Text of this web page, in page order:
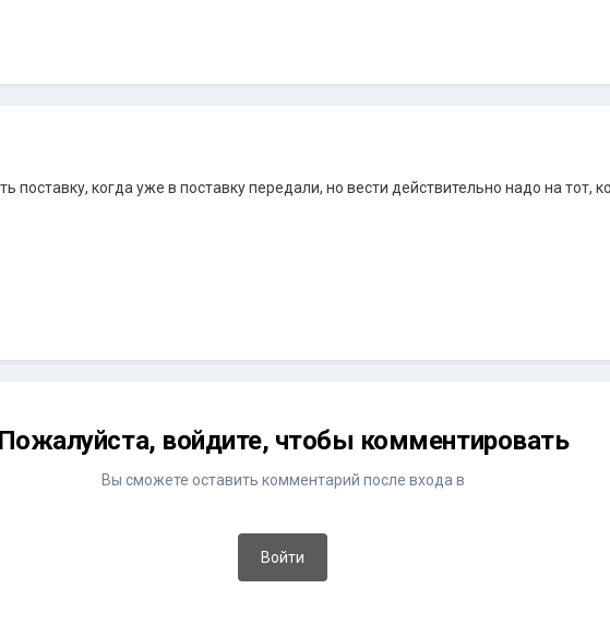
поставку, когда уже в поставку передали, но вести действительно надо на тот,
Пожалуйста, войдите, чтобы комментировать
Вы сможете оставить комментарий после входа в
Войти